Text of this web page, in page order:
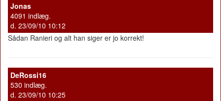
Jonas
4091 indlæg.
d. 23/09/10 10:12
Sådan Ranieri og alt han siger er jo korrekt!
DeRossi16
530 indlæg.
d. 23/09/10 10:25